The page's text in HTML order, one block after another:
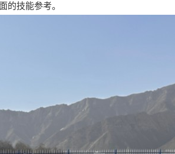
的技能参考。